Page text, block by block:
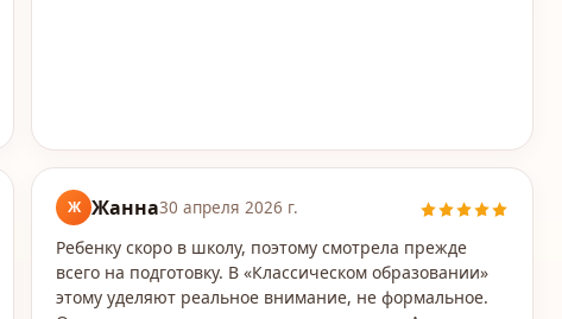
Ж Жанна30 апреля 2026 г.
Ребенку скоро в школу, поэтому смотрела прежде
всего на подготовку. В «Классическом образовании»
этому уделяют реальное внимание, не формальное.